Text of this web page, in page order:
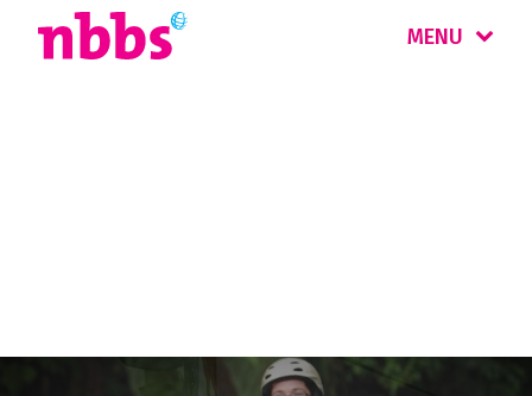
MENU